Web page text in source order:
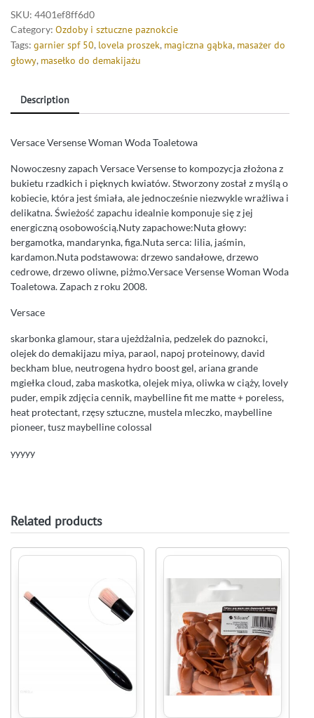
SKU: 4401ef8ff6d0
Category: Ozdoby i sztuczne paznokcie
Tags: garnier spf 50, lovela proszek, magiczna gąbka, masażer do
głowy, masełko do demakijażu
Description
Versace Versense Woman Woda Toaletowa
Nowoczesny zapach Versace Versense to kompozycja złożona z
bukietu rzadkich i pięknych kwiatów. Stworzony został z myślą o
kobiecie, która jest śmiała, ale jednocześnie niezwykle wrażliwa i
delikatna. Świeżość zapachu idealnie komponuje się z jej
energiczną osobowością.Nuty zapachowe:Nuta głowy:
bergamotka, mandarynka, figa.Nuta serca: lilia, jaśmin,
kardamon.Nuta podstawowa: drzewo sandałowe, drzewo
cedrowe, drzewo oliwne, piżmo.Versace Versense Woman Woda
Toaletowa. Zapach z roku 2008.
Versace
skarbonka glamour, stara ujeżdżalnia, pedzelek do paznokci,
olejek do demakijazu miya, paraol, napoj proteinowy, david
beckham blue, neutrogena hydro boost gel, ariana grande
mgiełka cloud, zaba maskotka, olejek miya, oliwka w ciąży, lovely
puder, empik zdjęcia cennik, maybelline fit me matte + poreless,
heat protectant, rzęsy sztuczne, mustela mleczko, maybelline
pioneer, tusz maybelline colossal
yyyyy
Related products